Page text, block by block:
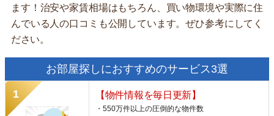
ます！治安や家賃相場はもちろん、買い物環境や実際に住
んでいる人の口コミも公開しています。ぜひ参考にしてく
ださい。
お部屋探しにおすすめのサービス3選
【物件情報を毎日更新】
・550万件以上の圧倒的な物件数